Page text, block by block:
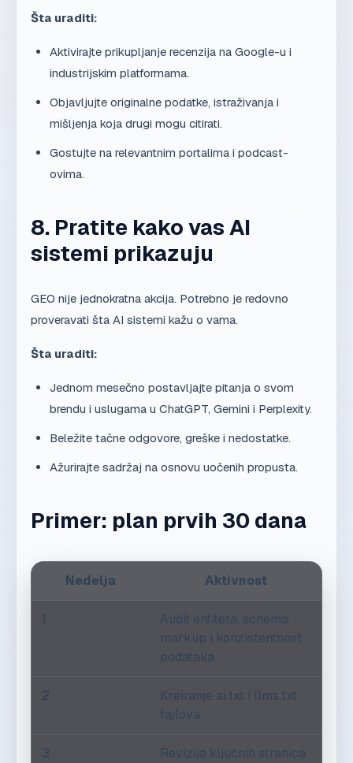
Šta uraditi:
Aktivirajte prikupljanje recenzija na Google-u i
industrijskim platformama.
Objavljujte originalne podatke, istraživanja i
mišljenja koja drugi mogu citirati.
Gostujte na relevantnim portalima i podcast-
ovima.
8. Pratite kako vas AI
sistemi prikazuju
GEO nije jednokratna akcija. Potrebno je redovno
proveravati šta AI sistemi kažu o vama.
Šta uraditi:
Jednom mesečno postavljajte pitanja o svom
brendu i uslugama u ChatGPT, Gemini i Perplexity.
Beležite tačne odgovore, greške i nedostatke.
Ažurirajte sadržaj na osnovu uočenih propusta.
Primer: plan prvih 30 dana
Nedelja Aktivnost
1
Audit entiteta, schema
markup i konzistentnost
podataka
2
Kreiranje ai.txt i llms.txt
fajlova
3
Revizija ključnih stranica